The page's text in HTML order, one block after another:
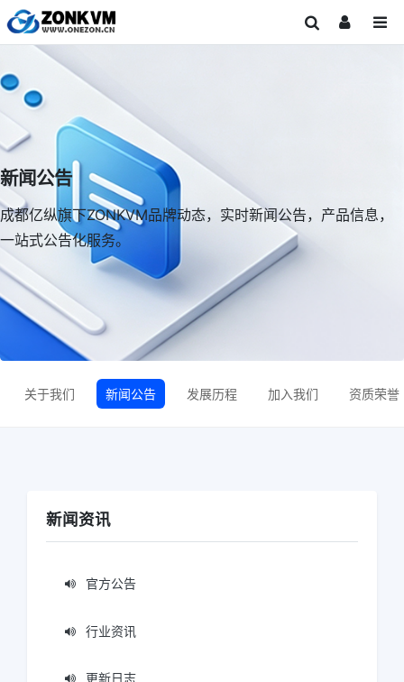
新闻公告
成都亿纵旗下ZONKVM品牌动态，实时新闻公告，产品信息，
一站式公告化服务。
关于我们 新闻公告 发展历程 加入我们 资质荣誉
新闻资讯
官方公告
行业资讯
更新日志